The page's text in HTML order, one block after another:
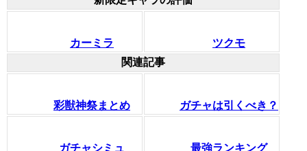
カーミラ
ツクモ
関連記事
彩獣神祭まとめ ガチャは引くべき？
ガチャシミュ 最強ランキング